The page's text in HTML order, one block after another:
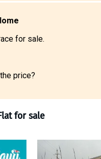
for sale.
price?